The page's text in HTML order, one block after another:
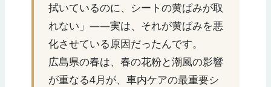
拭いているのに、シートの黄ばみが取
れない」——実は、それが黄ばみを悪
化させている原因だったんです。
広島県の春は、春の花粉と潮風の影響
が重なる4月が、車内ケアの最重要シ